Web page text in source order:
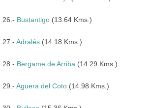
26.- Bustantigo (13.64 Kms.)
27.- Adralés (14.18 Kms.)
28.- Bergame de Arriba (14.29 Kms.)
29.- Aguera del Coto (14.98 Kms.)